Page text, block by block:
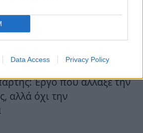
Data Access Privacy Policy
Έργο που άλλαξε την
αλλά όχι την